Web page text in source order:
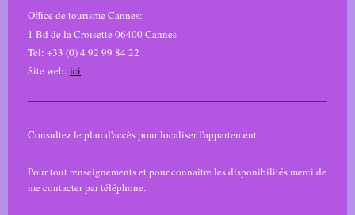
Office de tourisme Cannes:
1 Bd de la Croisette 06400 Cannes
Tel: +33 (0) 4 92 99 84 22
Site web: ici
Consultez le plan d'accès pour localiser l'appartement.
Pour tout renseignements et pour connaitre les disponibilités merci de
me contacter par téléphone.